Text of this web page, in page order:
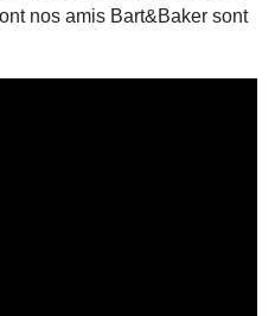
nos amis Bart&Baker sont